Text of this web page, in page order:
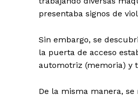
presentaba signos de
Sin embargo, se
la puerta de acceso
automotriz (memoria) y
De la misma manera,